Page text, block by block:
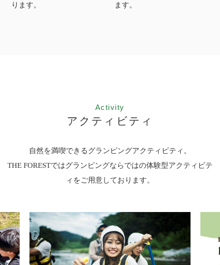
ります。
ます。
Activity
アクティビティ
自然を満喫できるグランピングアクティビティ。
THE FORESTではグランピングならではの体験型アクティビテ
ィをご用意しております。